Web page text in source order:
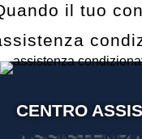
il tuo
CENTRO